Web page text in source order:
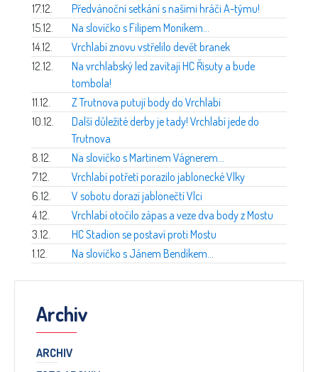
17.12.
Předvánoční setkání s našimi hráči A-týmu!
15.12.
Na slovíčko s Filipem Moníkem...
14.12.
Vrchlabí znovu vstřelilo devět branek
12.12.
Na vrchlabský led zavítají HC Řisuty a bude
tombola!
11.12.
Z Trutnova putují body do Vrchlabí
10.12.
Další důležité derby je tady! Vrchlabí jede do
Trutnova
8.12.
Na slovíčko s Martinem Vágnerem...
7.12.
Vrchlabí potřetí porazilo jablonecké Vlky
6.12.
V sobotu dorazí jablonečtí Vlci
4.12.
Vrchlabí otočilo zápas a veze dva body z Mostu
3.12.
HC Stadion se postaví proti Mostu
1.12.
Na slovíčko s Jánem Bendíkem...
Archiv
ARCHIV